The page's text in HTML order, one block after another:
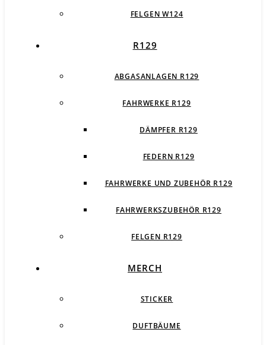
FELGEN W124
R129
ABGASANLAGEN R129
FAHRWERKE R129
DÄMPFER R129
FEDERN R129
FAHRWERKE UND ZUBEHÖR R129
FAHRWERKSZUBEHÖR R129
FELGEN R129
MERCH
STICKER
DUFTBÄUME